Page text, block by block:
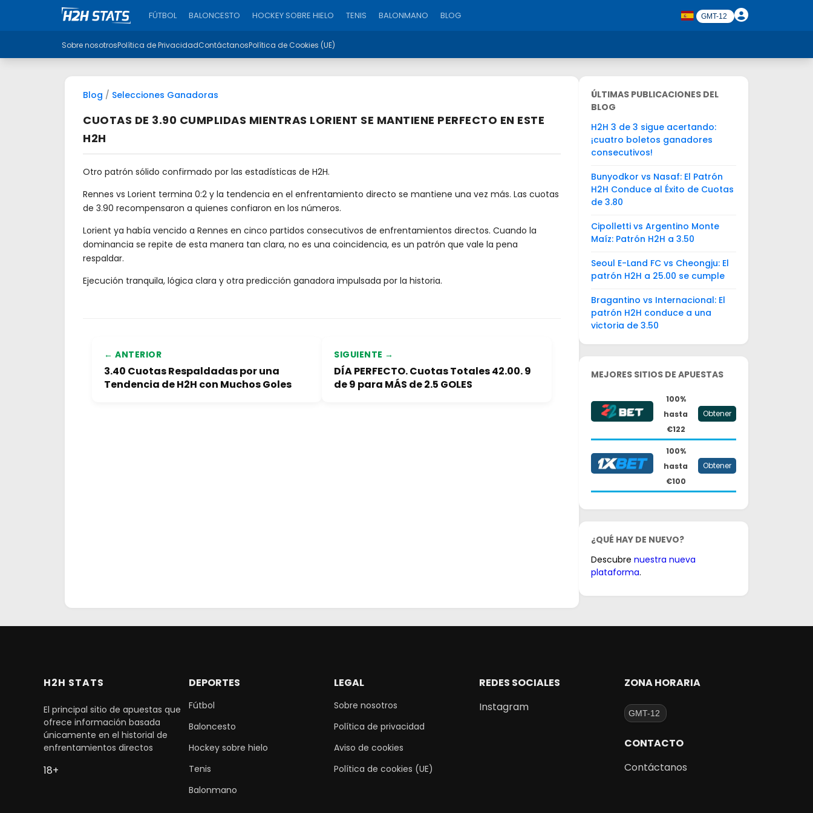
FÚTBOL BALONCESTO HOCKEY SOBRE HIELO TENIS BALONMANO BLOG
Sobre nosotrosPolítica de PrivacidadContáctanosPolítica de Cookies (UE)
Blog / Selecciones Ganadoras
CUOTAS DE 3.90 CUMPLIDAS MIENTRAS LORIENT SE MANTIENE PERFECTO EN ESTE
H2H
Otro patrón sólido confirmado por las estadísticas de H2H.
Rennes vs Lorient termina 0:2 y la tendencia en el enfrentamiento directo se mantiene una vez más. Las cuotas
de 3.90 recompensaron a quienes confiaron en los números.
Lorient ya había vencido a Rennes en cinco partidos consecutivos de enfrentamientos directos. Cuando la
dominancia se repite de esta manera tan clara, no es una coincidencia, es un patrón que vale la pena
respaldar.
Ejecución tranquila, lógica clara y otra predicción ganadora impulsada por la historia.
← ANTERIOR
3.40 Cuotas Respaldadas por una
Tendencia de H2H con Muchos Goles
SIGUIENTE →
DÍA PERFECTO. Cuotas Totales 42.00. 9
de 9 para MÁS de 2.5 GOLES
ÚLTIMAS PUBLICACIONES DEL
BLOG
H2H 3 de 3 sigue acertando:
¡cuatro boletos ganadores
consecutivos!
Bunyodkor vs Nasaf: El Patrón
H2H Conduce al Éxito de Cuotas
de 3.80
Cipolletti vs Argentino Monte
Maíz: Patrón H2H a 3.50
Seoul E-Land FC vs Cheongju: El
patrón H2H a 25.00 se cumple
Bragantino vs Internacional: El
patrón H2H conduce a una
victoria de 3.50
MEJORES SITIOS DE APUESTAS
100%
hasta
€122
Obtener
100%
hasta
€100
Obtener
¿QUÉ HAY DE NUEVO?
Descubre nuestra nueva
plataforma.
H2H STATS
El principal sitio de apuestas que
ofrece información basada
únicamente en el historial de
enfrentamientos directos
18+
DEPORTES
Fútbol
Baloncesto
Hockey sobre hielo
Tenis
Balonmano
LEGAL
Sobre nosotros
Política de privacidad
Aviso de cookies
Política de cookies (UE)
REDES SOCIALES
Instagram
ZONA HORARIA
CONTACTO
Contáctanos